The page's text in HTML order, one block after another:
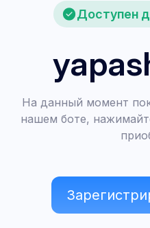
Доступен
На данный момент
нашем боте,